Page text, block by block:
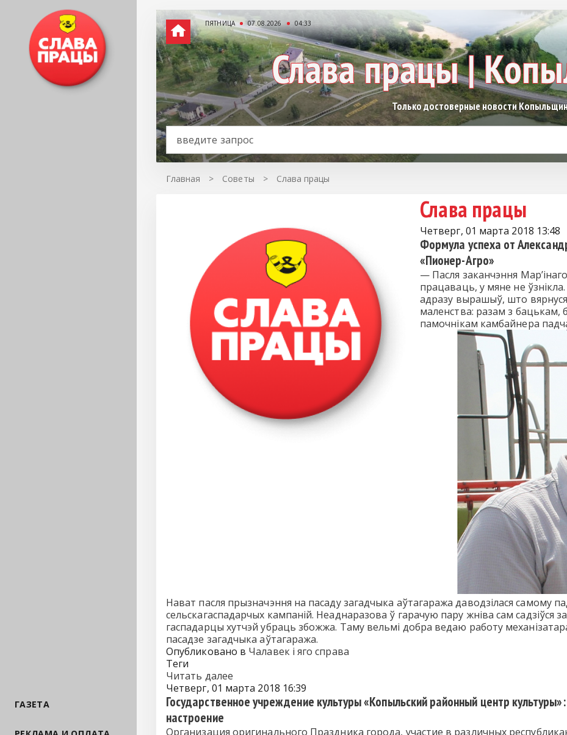
ГАЗЕТА
ПЯТНИЦА 07.08.2026 04:33
Только достоверные новости
Главная > Советы > Слава працы
Слава працы
Четверг, 01 марта 2018 13:48
Формула успеха от
«Пионер-Агро»
— Пасля заканчэння
працаваць, у мяне не
адразу вырашыў, што
маленства: разам з бацькам,
памочнікам камбайнера
Нават пасля прызначэння на пасаду загадчыка аўтагаража даводзілася самому
сельскагаспадарчых кампаній. Неаднаразова ў гарачую пару жніва сам
гаспадарцы хутчэй убраць збожжа. Таму вельмі добра ведаю работу
пасадзе загадчыка аўтагаража.
Опубликовано в Чалавек і яго справа
Теги
Читать далее
Четверг, 01 марта 2018 16:39
Государственное учреждение культуры «Копыльский районный центр
настроение
Организация оригинального Праздника города, участие в различных